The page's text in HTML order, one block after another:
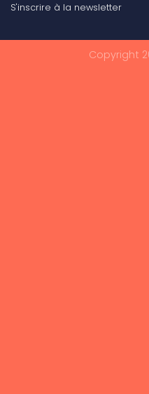
S'inscrire à la newsletter
Copyright